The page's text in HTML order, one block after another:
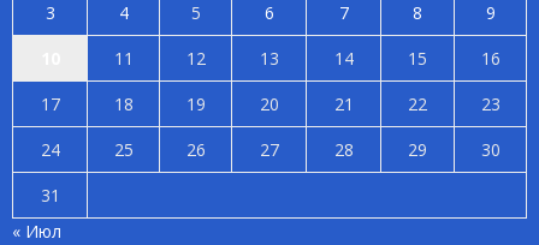
3
4 5 6 7 8
9
11 12 13 14 15
16
17
18 19 20 21 22
23
24
25 26 27 28 29
30
31
« Июл